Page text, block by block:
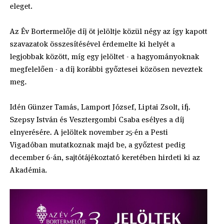
eleget.
Az Év Bortermelője díj öt jelöltje közül négy az így kapott
szavazatok összesítésével érdemelte ki helyét a
legjobbak között, míg egy jelöltet - a hagyományoknak
megfelelően - a díj korábbi győztesei közösen neveztek
meg.
Idén Günzer Tamás, Lamport József, Liptai Zsolt, ifj.
Szepsy István és Vesztergombi Csaba esélyes a díj
elnyerésére. A jelöltek november 25-én a Pesti
Vigadóban mutatkoznak majd be, a győztest pedig
december 6-án, sajtótájékoztató keretében hirdeti ki az
Akadémia.